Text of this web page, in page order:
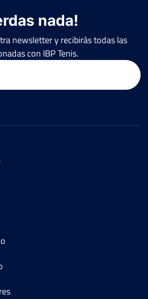
nada!
newsletter y recibirás todas las
con IBP Tenis.